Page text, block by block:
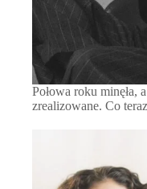
Połowa roku minęła,
zrealizowane. Co